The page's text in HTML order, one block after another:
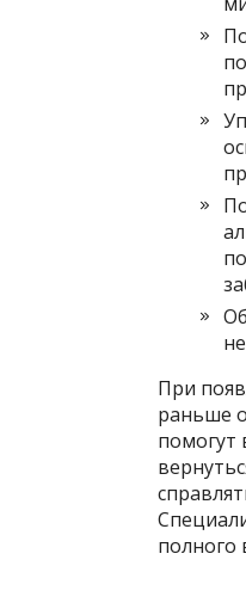
При
раньше
помогут
полного